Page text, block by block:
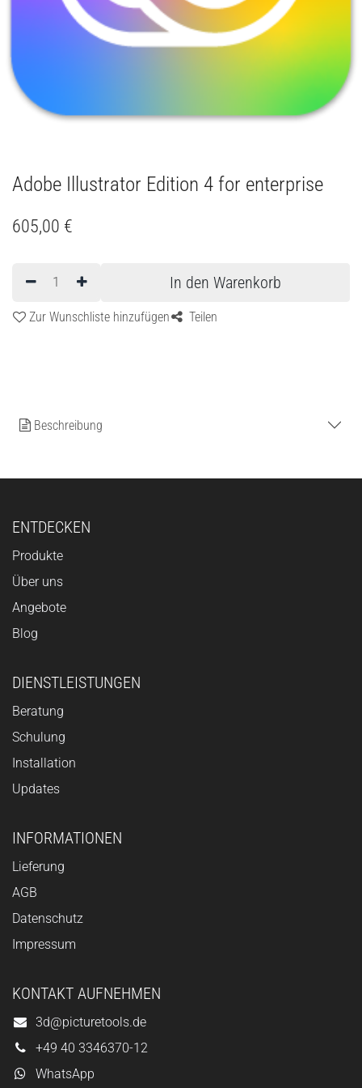
Adobe Illustrator Edition 4 for enterprise
605,00 €
In den Warenkorb
Zur Wunschliste hinzufügen Teilen
Beschreibung
ENTDECKEN
Produkte
Über uns
Angebote
Blog
DIENSTLEISTUNGEN
Beratung
Schulung
Installation
Updates
INFORMATIONEN
Lieferung
AGB
Datenschutz
Impressum
KONTAKT AUFNEHMEN
3d@picturetools.de
+49 40 3346370-12
WhatsApp